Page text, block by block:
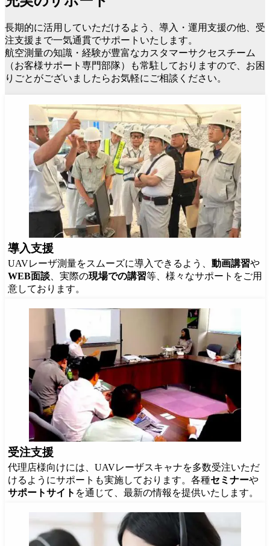
長期的に活用していただけるよう、導入・運用支援の他、受
注支援まで一気通貫でサポートいたします。
航空測量の知識・経験が豊富なカスタマーサクセスチーム
（お客様サポート専門部隊）も常駐しておりますので、お困
りごとがございましたらお気軽にご相談ください。
導入支援
UAVレーザ測量をスムーズに導入できるよう、 動画講習や
WEB面談、実際の現場での講習等、様々なサポートをご用
意しております。
受注支援
代理店様向けには、UAVレーザスキャナを多数受注いただ
けるようにサポートも実施しております。各種セミナーや
サポートサイト を通じて、最新の情報を提供いたします。